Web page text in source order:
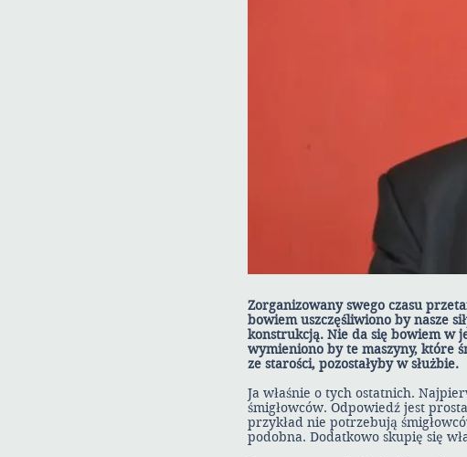
Zorganizowany swego czasu
bowiem uszczęśliwiono by nasze
konstrukcją. Nie da się bowiem w
wymieniono by te maszyny, które
ze starości, pozostałyby w służbie.
Ja właśnie o tych ostatnich.
śmigłowców. Odpowiedź jest
przykład nie potrzebują
podobna. Dodatkowo skupię się